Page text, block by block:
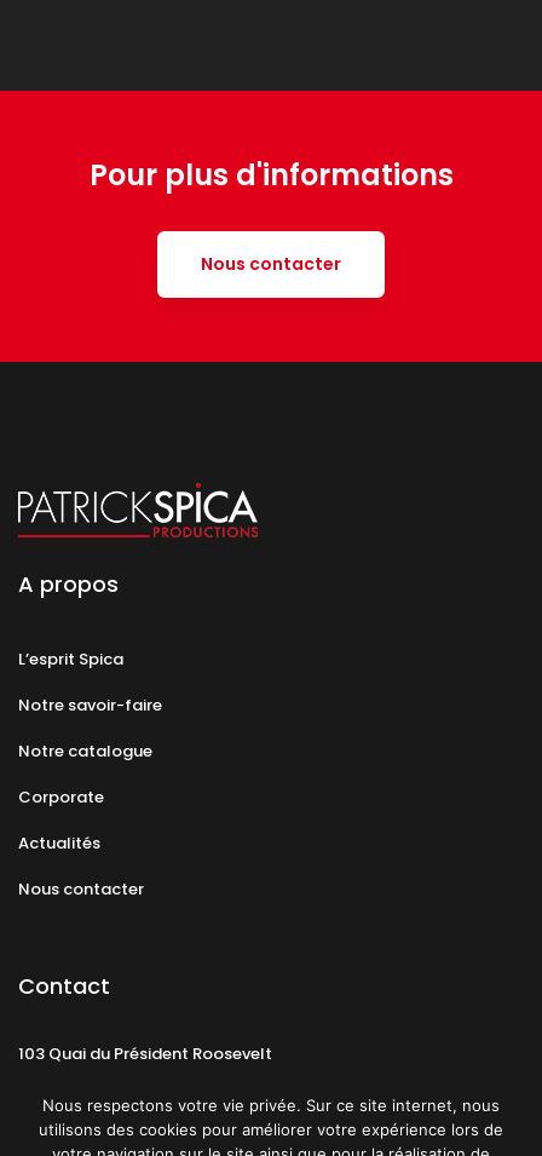
Pour plus d'informations
Nous contacter
A propos
L’esprit Spica
Notre savoir-faire
Notre catalogue
Corporate
Actualités
Nous contacter
Contact
103 Quai du Président Roosevelt
Nous respectons votre vie privée. Sur ce site internet, nous
utilisons des cookies pour améliorer votre expérience lors de